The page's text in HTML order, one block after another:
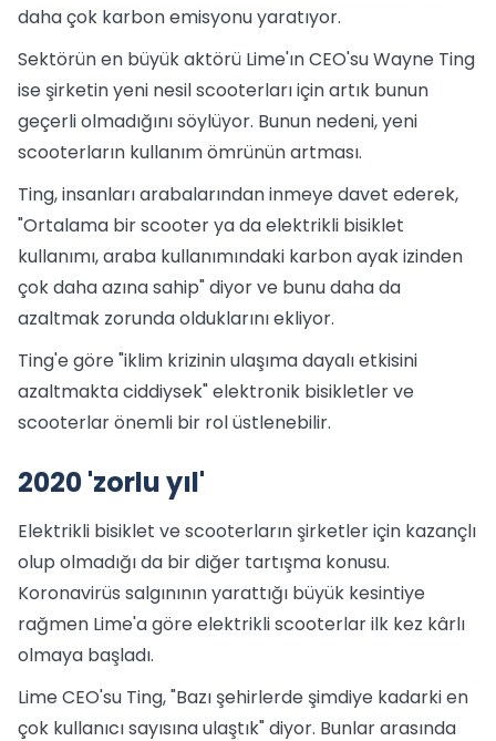
daha çok karbon emisyonu yaratıyor.
Sektörün en büyük aktörü Lime'ın CEO'su Wayne Ting
ise şirketin yeni nesil scooterları için artık bunun
geçerli olmadığını söylüyor. Bunun nedeni, yeni
scooterların kullanım ömrünün artması.
Ting, insanları arabalarından inmeye davet ederek,
"Ortalama bir scooter ya da elektrikli bisiklet
kullanımı, araba kullanımındaki karbon ayak izinden
çok daha azına sahip" diyor ve bunu daha da
azaltmak zorunda olduklarını ekliyor.
Ting'e göre "iklim krizinin ulaşıma dayalı etkisini
azaltmakta ciddiysek" elektronik bisikletler ve
scooterlar önemli bir rol üstlenebilir.
2020 'zorlu yıl'
Elektrikli bisiklet ve scooterların şirketler için kazançlı
olup olmadığı da bir diğer tartışma konusu.
Koronavirüs salgınının yarattığı büyük kesintiye
rağmen Lime'a göre elektrikli scooterlar ilk kez kârlı
olmaya başladı.
Lime CEO'su Ting, "Bazı şehirlerde şimdiye kadarki en
çok kullanıcı sayısına ulaştık" diyor. Bunlar arasında